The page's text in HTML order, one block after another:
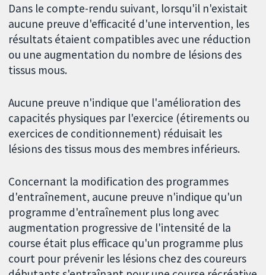
Dans le compte-rendu suivant, lorsqu'il n'existait
aucune preuve d'efficacité d'une intervention, les
résultats étaient compatibles avec une réduction
ou une augmentation du nombre de lésions des
tissus mous.
Aucune preuve n'indique que l'amélioration des
capacités physiques par l'exercice (étirements ou
exercices de conditionnement) réduisait les
lésions des tissus mous des membres inférieurs.
Concernant la modification des programmes
d'entraînement, aucune preuve n'indique qu'un
programme d'entraînement plus long avec
augmentation progressive de l'intensité de la
course était plus efficace qu'un programme plus
court pour prévenir les lésions chez des coureurs